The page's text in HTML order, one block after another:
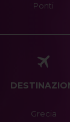
Ponti
Grecia